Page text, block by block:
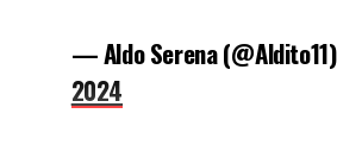
— Aldo Serena (@Aldito11)
2024